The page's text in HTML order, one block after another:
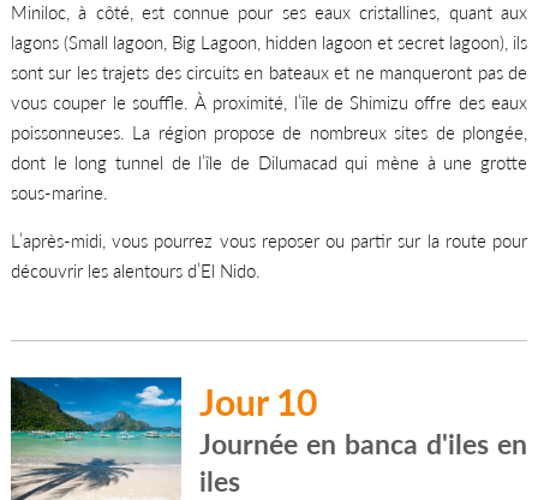
Miniloc, à côté, est connue pour ses eaux cristallines, quant aux
lagons (Small lagoon, Big Lagoon, hidden lagoon et secret lagoon), ils
sont sur les trajets des circuits en bateaux et ne manqueront pas de
vous couper le souffle. À proximité, l’île de Shimizu offre des eaux
poissonneuses. La région propose de nombreux sites de plongée,
dont le long tunnel de l’île de Dilumacad qui mène à une grotte
sous-marine.
L’après-midi, vous pourrez vous reposer ou partir sur la route pour
découvrir les alentours d’El Nido.
Jour 10
Journée en banca d'iles en
iles